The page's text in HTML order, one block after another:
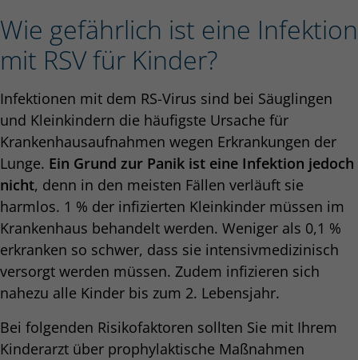
Wie gefährlich ist eine Infektion
mit RSV für Kinder?
Infektionen mit dem RS-Virus sind bei Säuglingen
und Kleinkindern die häufigste Ursache für
Krankenhausaufnahmen wegen Erkrankungen der
Lunge. Ein Grund zur Panik ist eine Infektion jedoch
nicht, denn in den meisten Fällen verläuft sie
harmlos. 1 % der infizierten Kleinkinder müssen im
Krankenhaus behandelt werden. Weniger als 0,1 %
erkranken so schwer, dass sie intensivmedizinisch
versorgt werden müssen. Zudem infizieren sich
nahezu alle Kinder bis zum 2. Lebensjahr.
Bei folgenden Risikofaktoren sollten Sie mit Ihrem
Kinderarzt über prophylaktische Maßnahmen